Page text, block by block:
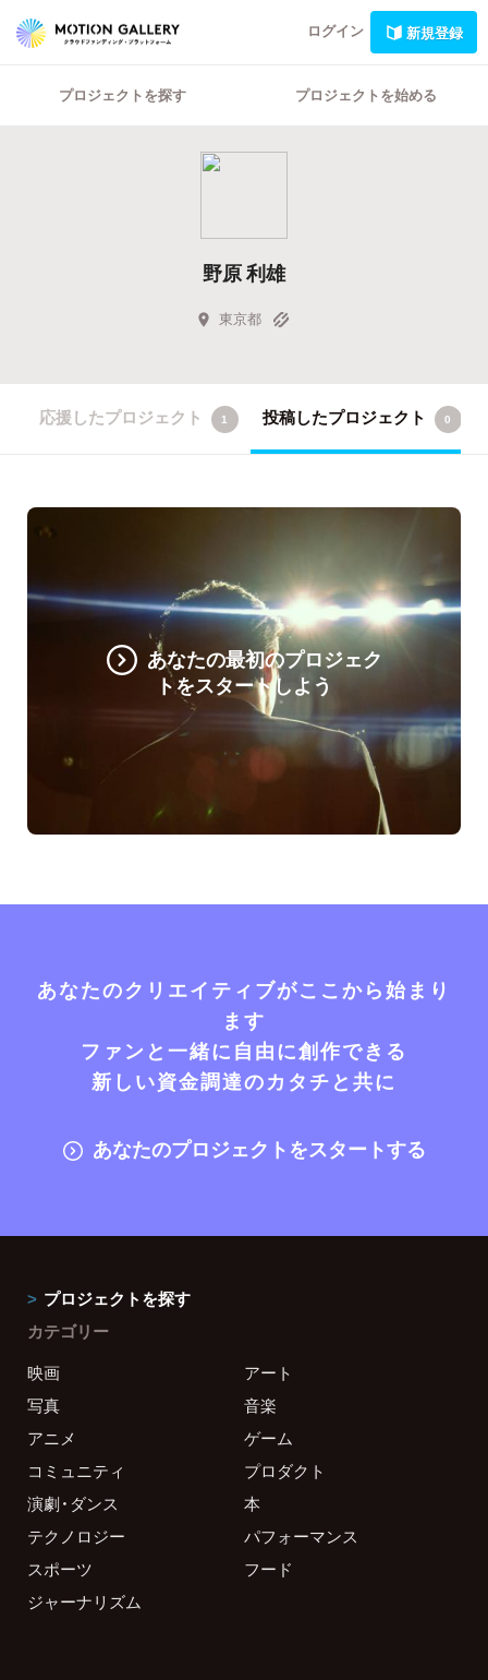
ログイン 新規登録
プロジェクトを探す プロジェクトを始める
野原 利雄
東京都
応援したプロジェクト 1 投稿したプロジェクト 0
あなたの最初のプロジェク
トをスタートしよう
あなたのクリエイティブがここから始まり
ます
ファンと一緒に自由に創作できる
新しい資金調達のカタチと共に
あなたのプロジェクトをスタートする
プロジェクトを探す
カテゴリー
映画
アート
写真
音楽
アニメ
ゲーム
コミュニティ
プロダクト
演劇・ダンス
本
テクノロジー
パフォーマンス
スポーツ
フード
ジャーナリズム